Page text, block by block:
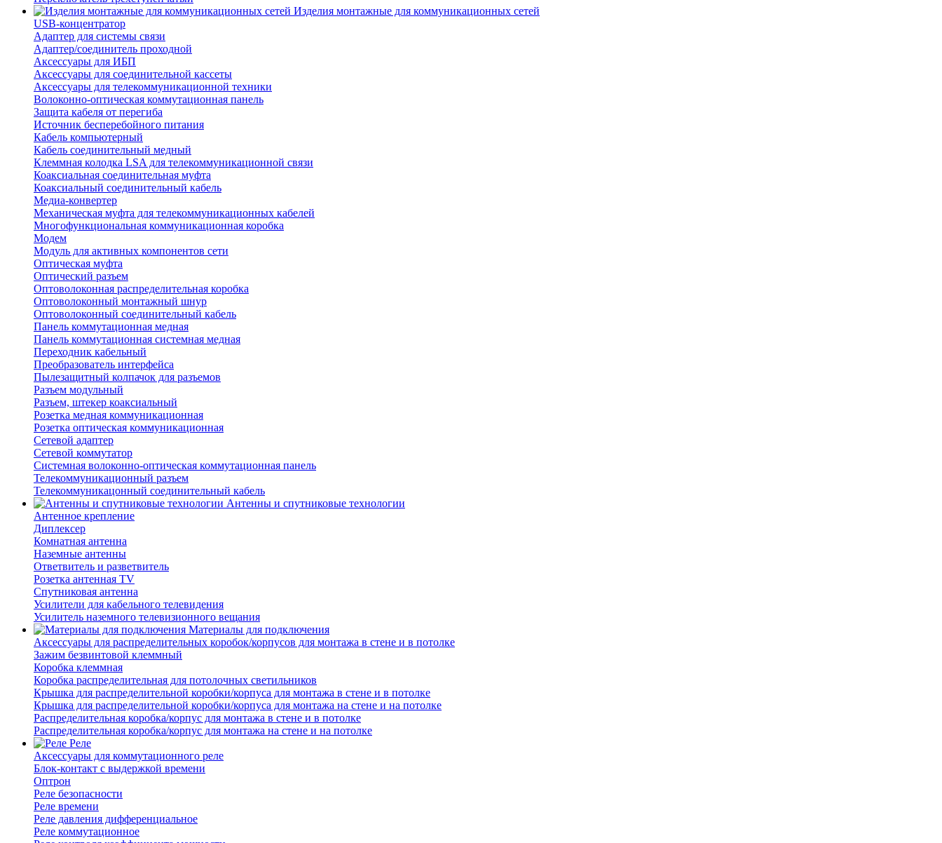
Изделия монтажные для коммуникационных сетей
USB-концентратор
Адаптер для системы связи
Адаптер/соединитель проходной
Аксессуары для ИБП
Аксессуары для соединительной кассеты
Аксессуары для телекоммуникационной техники
Волоконно-оптическая коммутационная панель
Защита кабеля от перегиба
Источник бесперебойного питания
Кабель компьютерный
Кабель соединительный медный
Клеммная колодка LSA для телекоммуникационной связи
Коаксиальная соединительная муфта
Коаксиальный соединительный кабель
Медиа-конвертер
Механическая муфта для телекоммуникационных кабелей
Многофункциональная коммуникационная коробка
Модем
Модуль для активных компонентов сети
Оптическая муфта
Оптический разъем
Оптоволоконная распределительная коробка
Оптоволоконный монтажный шнур
Оптоволоконный соединительный кабель
Панель коммутационная медная
Панель коммутационная системная медная
Переходник кабельный
Преобразователь интерфейса
Пылезащитный колпачок для разъемов
Разъем модульный
Разъем, штекер коаксиальный
Розетка медная коммуникационная
Розетка оптическая коммуникационная
Сетевой адаптер
Сетевой коммутатор
Системная волоконно-оптическая коммутационная панель
Телекоммуникационный разъем
Телекоммуникацонный соединительный кабель
Антенны и спутниковые технологии
Антенное крепление
Диплексер
Комнатная антенна
Наземные антенны
Ответвитель и разветвитель
Розетка антенная TV
Спутниковая антенна
Усилители для кабельного телевидения
Усилитель наземного телевизионного вещания
Материалы для подключения
Аксессуары для распределительных коробок/корпусов для монтажа в стене и в потолке
Зажим безвинтовой клеммный
Коробка клеммная
Коробка распределительная для потолочных светильников
Крышка для распределительной коробки/корпуса для монтажа в стене и в потолке
Крышка для распределительной коробки/корпуса для монтажа на стене и на потолке
Распределительная коробка/корпус для монтажа в стене и в потолке
Распределительная коробка/корпус для монтажа на стене и на потолке
Реле
Аксессуары для коммутационного реле
Блок-контакт с выдержкой времени
Оптрон
Реле безопасности
Реле времени
Реле давления дифференциальное
Реле коммутационное